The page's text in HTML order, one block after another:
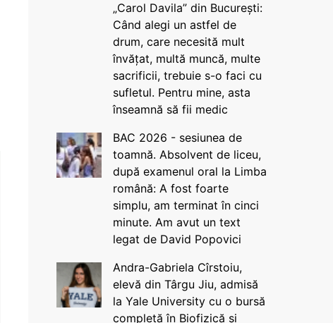
„Carol Davila” din București:
Când alegi un astfel de
drum, care necesită mult
învățat, multă muncă, multe
sacrificii, trebuie s-o faci cu
sufletul. Pentru mine, asta
înseamnă să fii medic
BAC 2026 - sesiunea de
toamnă. Absolvent de liceu,
după examenul oral la Limba
română: A fost foarte
simplu, am terminat în cinci
minute. Am avut un text
legat de David Popovici
Andra-Gabriela Cîrstoiu,
elevă din Târgu Jiu, admisă
la Yale University cu o bursă
completă în Biofizică și